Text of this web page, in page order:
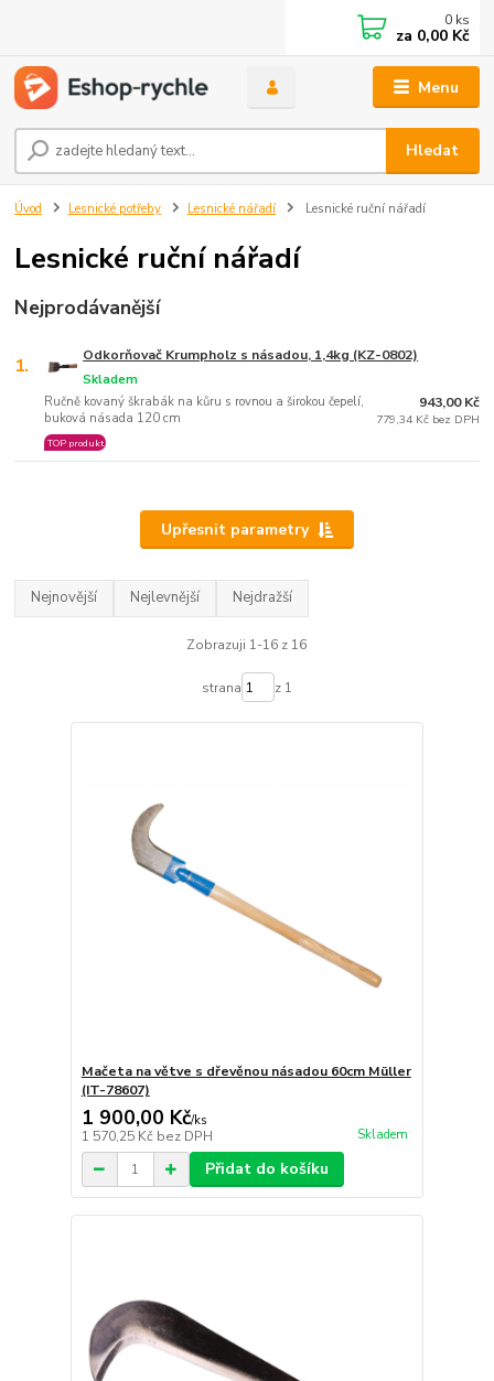
Menu
Hledat
0 ks
za 0,00 Kč
Úvod Lesnické potřeby Lesnické nářadí Lesnické ruční nářadí
Lesnické ruční nářadí
Nejprodávanější
1. Odkorňovač Krumpholz s násadou, 1,4kg (KZ-0802)
Ručně kovaný škrabák na kůru s rovnou a širokou čepelí,
buková násada 120 cm
Skladem
TOP produkt
943,00 Kč
779,34 Kč bez DPH
Upřesnit parametry
Nejnovější Nejlevnější Nejdražší
Zobrazuji 1-16 z 16
strana z 1
Mačeta na větve s dřevěnou násadou 60cm Müller
(IT-78607)
1 900,00 Kč/ks
1 570,25 Kč bez DPH Skladem
Přidat do košíku